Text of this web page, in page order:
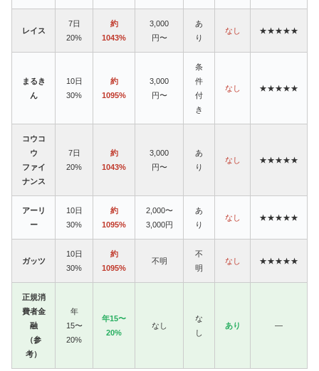
レイス
7日
20%
約
1043%
3,000
円〜
あ
り
なし ★★★★★
まるき
ん
10日
30%
約
1095%
3,000
円〜
条
件
付
き
なし ★★★★★
コウコ
ウ
ファイ
ナンス
7日
20%
約
1043%
3,000
円〜
あ
り
なし ★★★★★
アーリ
ー
10日
30%
約
1095%
2,000〜
3,000円
あ
り
なし ★★★★★
ガッツ
10日
30%
約
1095%
不明
不
明
なし ★★★★★
正規消
費者金
融
（参
考）
年
15〜
20%
年15〜
20%
なし
な
し
あり —